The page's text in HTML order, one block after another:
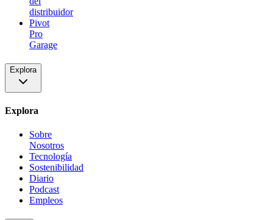
distribuidor
Pivot
Pro
Garage
Explora
Explora
Sobre
Nosotros
Tecnología
Sostenibilidad
Diario
Podcast
Empleos